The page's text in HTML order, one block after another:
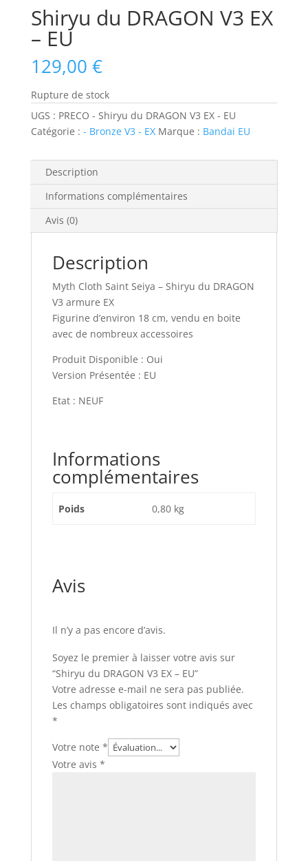
Shiryu du DRAGON V3 EX
– EU
129,00 €
Rupture de stock
UGS : PRECO - Shiryu du DRAGON V3 EX - EU
Catégorie : - Bronze V3 - EX Marque : Bandai EU
Description
Informations complémentaires
Avis (0)
Description
Myth Cloth Saint Seiya – Shiryu du DRAGON
V3 armure EX
Figurine d’environ 18 cm, vendu en boite
avec de nombreux accessoires
Produit Disponible : Oui
Version Présentée : EU
Etat : NEUF
Informations
complémentaires
Poids 0,80 kg
Avis
Il n’y a pas encore d’avis.
Soyez le premier à laisser votre avis sur
“Shiryu du DRAGON V3 EX – EU”
Votre adresse e-mail ne sera pas publiée.
Les champs obligatoires sont indiqués avec
*
Votre note *
Votre avis *